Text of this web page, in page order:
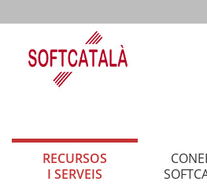
RECURSOS
I SERVEIS